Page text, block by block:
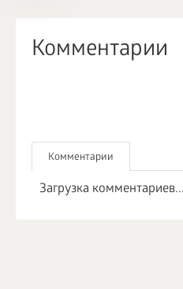
Комментарии
Комментарии
Загрузка комментариев...